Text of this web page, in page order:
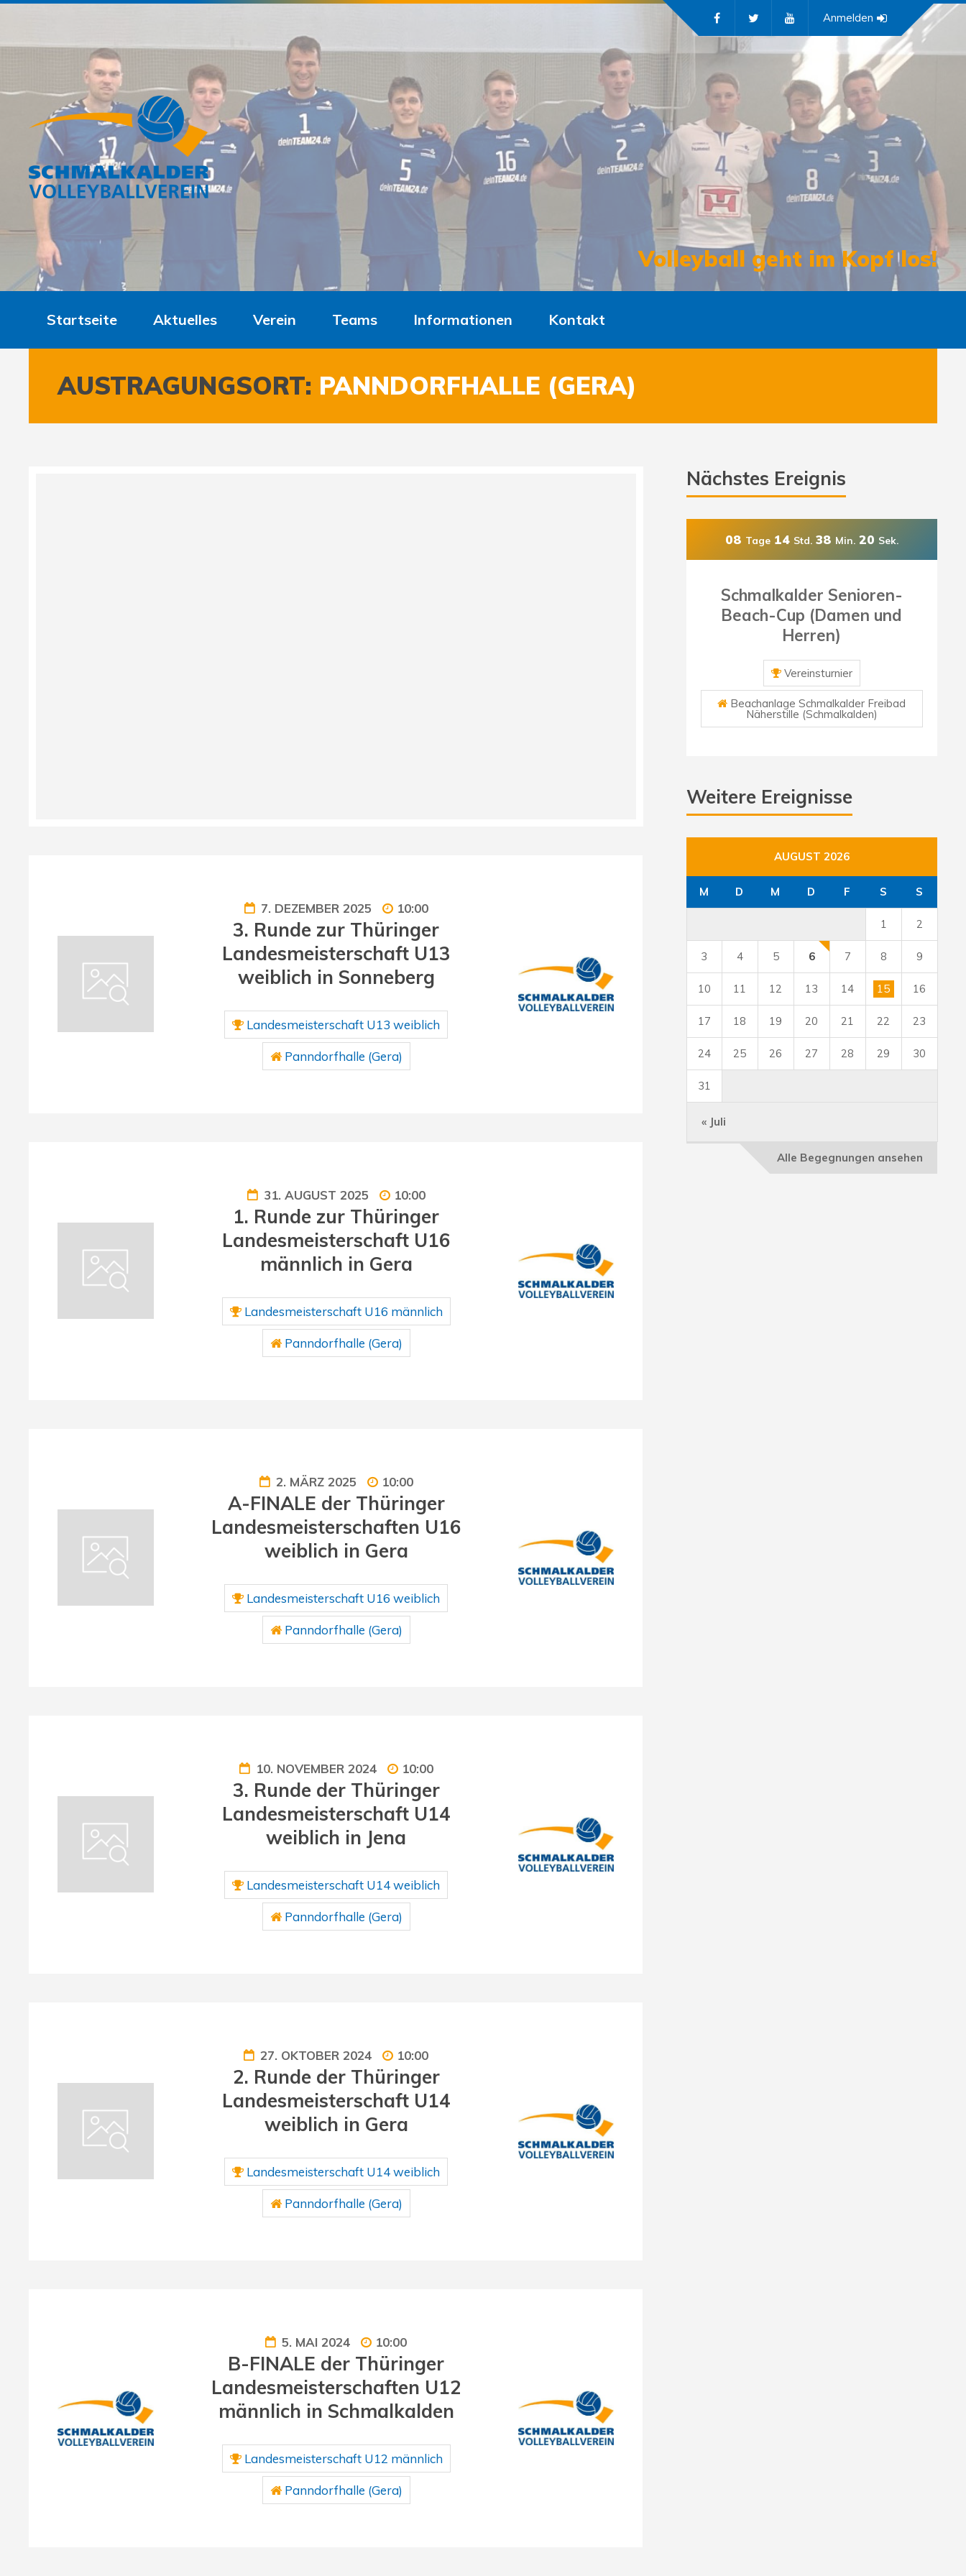
Volleyball geht im Kopf los!
Anmelden
Startseite Aktuelles Verein Teams Informationen Kontakt
AUSTRAGUNGSORT: PANNDORFHALLE (GERA)
7. DEZEMBER 2025 10:00
3. Runde zur Thüringer
Landesmeisterschaft U13
weiblich in Sonneberg
Landesmeisterschaft U13 weiblich
Panndorfhalle (Gera)
31. AUGUST 2025 10:00
1. Runde zur Thüringer
Landesmeisterschaft U16
männlich in Gera
Landesmeisterschaft U16 männlich
Panndorfhalle (Gera)
2. MÄRZ 2025 10:00
A-FINALE der Thüringer
Landesmeisterschaften U16
weiblich in Gera
Landesmeisterschaft U16 weiblich
Panndorfhalle (Gera)
10. NOVEMBER 2024 10:00
3. Runde der Thüringer
Landesmeisterschaft U14
weiblich in Jena
Landesmeisterschaft U14 weiblich
Panndorfhalle (Gera)
27. OKTOBER 2024 10:00
2. Runde der Thüringer
Landesmeisterschaft U14
weiblich in Gera
Landesmeisterschaft U14 weiblich
Panndorfhalle (Gera)
5. MAI 2024 10:00
B-FINALE der Thüringer
Landesmeisterschaften U12
männlich in Schmalkalden
Landesmeisterschaft U12 männlich
Panndorfhalle (Gera)
Nächstes Ereignis
08 Tage 14 Std. 38 Min. 18 Sek.
Schmalkalder Senioren-
Beach-Cup (Damen und
Herren)
Vereinsturnier
Beachanlage Schmalkalder Freibad
Näherstille (Schmalkalden)
Weitere Ereignisse
AUGUST 2026
M D M D F S S
« Juli
1 2
3 4 5 6 7 8 9
10 11 12 13 14 15 16
17 18 19 20 21 22 23
24 25 26 27 28 29 30
31
Alle Begegnungen ansehen